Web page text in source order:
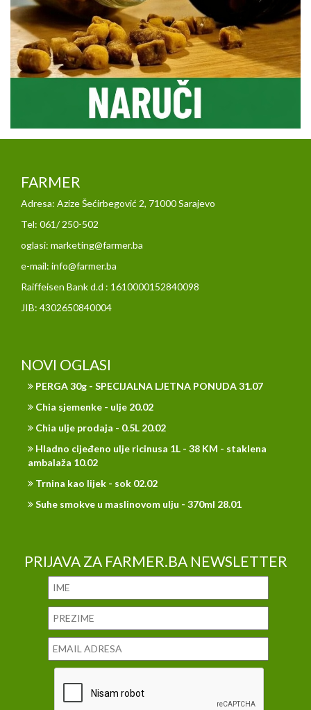
FARMER
Adresa: Azize Šećirbegović 2, 71000 Sarajevo
Tel: 061/ 250-502
oglasi: marketing@farmer.ba
e-mail: info@farmer.ba
Raiffeisen Bank d.d : 1610000152840098
JIB: 4302650840004
NOVI OGLASI
PERGA 30g - SPECIJALNA LJETNA PONUDA 31.07
Chia sjemenke - ulje 20.02
Chia ulje prodaja - 0.5L 20.02
Hladno cijeđeno ulje ricinusa 1L - 38 KM - staklena
ambalaža 10.02
Trnina kao lijek - sok 02.02
Suhe smokve u maslinovom ulju - 370ml 28.01
PRIJAVA ZA FARMER.BA NEWSLETTER